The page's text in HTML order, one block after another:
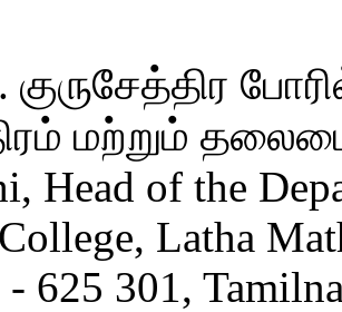
குருசேத்திர
மற்றும்
Head of the
Latha
- 625 301,